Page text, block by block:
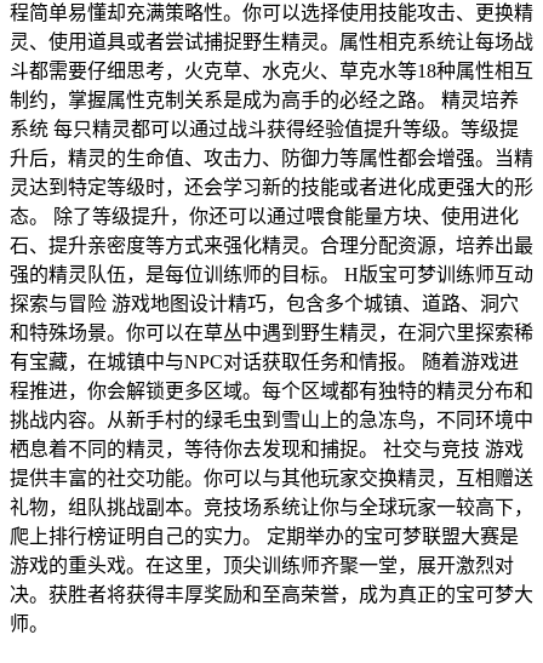
程简单易懂却充满策略性。你可以选择使用技能攻击、更换精
灵、使用道具或者尝试捕捉野生精灵。属性相克系统让每场战
斗都需要仔细思考，火克草、水克火、草克水等18种属性相互
制约，掌握属性克制关系是成为高手的必经之路。 精灵培养
系统 每只精灵都可以通过战斗获得经验值提升等级。等级提
升后，精灵的生命值、攻击力、防御力等属性都会增强。当精
灵达到特定等级时，还会学习新的技能或者进化成更强大的形
态。 除了等级提升，你还可以通过喂食能量方块、使用进化
石、提升亲密度等方式来强化精灵。合理分配资源，培养出最
强的精灵队伍，是每位训练师的目标。 H版宝可梦训练师互动
探索与冒险 游戏地图设计精巧，包含多个城镇、道路、洞穴
和特殊场景。你可以在草丛中遇到野生精灵，在洞穴里探索稀
有宝藏，在城镇中与NPC对话获取任务和情报。 随着游戏进
程推进，你会解锁更多区域。每个区域都有独特的精灵分布和
挑战内容。从新手村的绿毛虫到雪山上的急冻鸟，不同环境中
栖息着不同的精灵，等待你去发现和捕捉。 社交与竞技 游戏
提供丰富的社交功能。你可以与其他玩家交换精灵，互相赠送
礼物，组队挑战副本。竞技场系统让你与全球玩家一较高下，
爬上排行榜证明自己的实力。 定期举办的宝可梦联盟大赛是
游戏的重头戏。在这里，顶尖训练师齐聚一堂，展开激烈对
决。获胜者将获得丰厚奖励和至高荣誉，成为真正的宝可梦大
师。